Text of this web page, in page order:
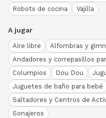
Robots de cocina
Vajilla
A jugar
Aire libre
Alfombras y
Andadores y correpasillos
Columpios
Dou Dou
Juguetes de baño para bebé
Saltadores y Centros de
Sonajeros